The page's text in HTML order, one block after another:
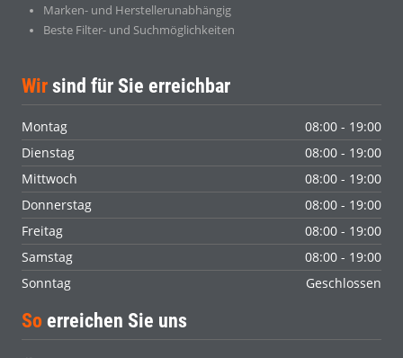
Marken- und Herstellerunabhängig
Beste Filter- und Suchmöglichkeiten
Wir sind für Sie erreichbar
Montag
08:00 - 19:00
Dienstag
08:00 - 19:00
Mittwoch
08:00 - 19:00
Donnerstag
08:00 - 19:00
Freitag
08:00 - 19:00
Samstag
08:00 - 19:00
Sonntag
Geschlossen
So erreichen Sie uns